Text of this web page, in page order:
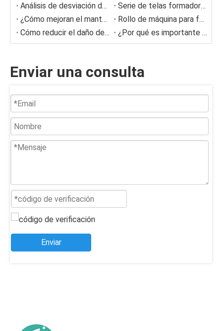
Análisis de desviación de la tela formada
Serie de telas formadoras de poliéster Sun Hong
¿Cómo mejoran el mantenimiento de las cuchillas del médico inteligente?
Rollo de máquina para fabricar papel
Cómo reducir el daño de los rodillos a la tela de la secadora
¿Por qué es importante la alineación de Doctor Blades?
Enviar una consulta
Enviar